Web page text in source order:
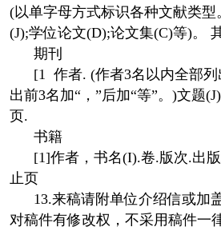
(以单字母方式标识各种文献类
(J);学位论文(D);论文集(C)等)。
期刊
[1 作者. (作者3名以内全部列
出前3名加“，”后加“等”。)文题
页.
书籍
[1]作者，书名(I).卷.版次.出版
止页
13.来稿请附单位介绍信或加
对稿件有修改权，不采用稿件一